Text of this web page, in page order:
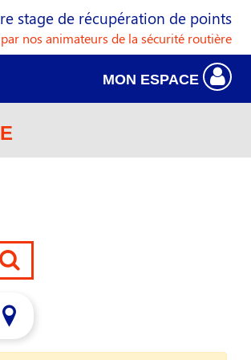
stage de récupération de points
nos animateurs de la sécurité routière
MON ESPACE